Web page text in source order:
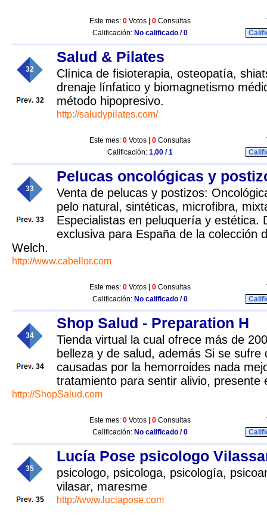
Este mes: 0 Votos | 0 Consultas
Calificación: No calificado / 0
32
32
Salud & Pilates
Clínica de fisioterapia, osteopatía,
drenaje línfatico y biomagnetismo
método hipopresivo.
http://saludypilates.com/
Este mes: 0 Votos | 0 Consultas
Calificación: 1,00 / 1
33
33
Pelucas oncológicas y
Venta de pelucas y postizos:
pelo natural, sintéticas, microfibra,
Especialistas en peluquería y estética.
exclusiva para España de la colección
Welch.
http://www.cabellor.com
Este mes: 0 Votos | 0 Consultas
Calificación: No calificado / 0
34
34
Shop Salud - Preparation H
Tienda virtual la cual ofrece más de
belleza y de salud, además Si se sufre
causadas por la hemorroides nada
tratamiento para sentir alivio, presente
http://ShopSalud.com
Este mes: 0 Votos | 0 Consultas
Calificación: No calificado / 0
35
35
Lucía Pose psicologo
psicologo, psicologa, psicología,
vilasar, maresme
http://www.luciapose.com